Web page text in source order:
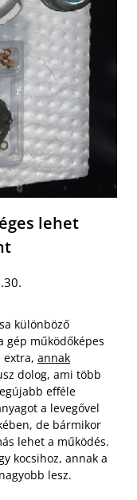
lehet
különböző
gép működőképes
extra, annak
dolog, ami több
efféle
a levegővel
de bármikor
lehet a működés.
kocsihoz, annak a
lesz.